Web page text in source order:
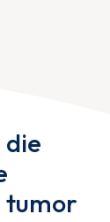
die
tumor